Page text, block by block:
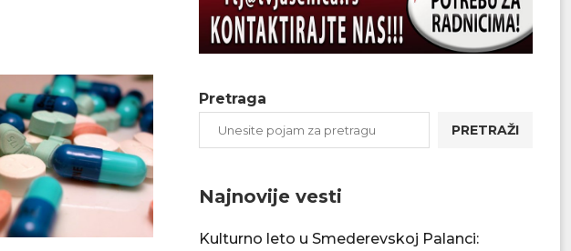
Pretraga
PRETRAŽI
Najnovije vesti
Kulturno leto u Smederevskoj Palanci: